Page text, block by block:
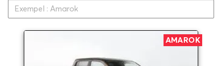
AMAROK